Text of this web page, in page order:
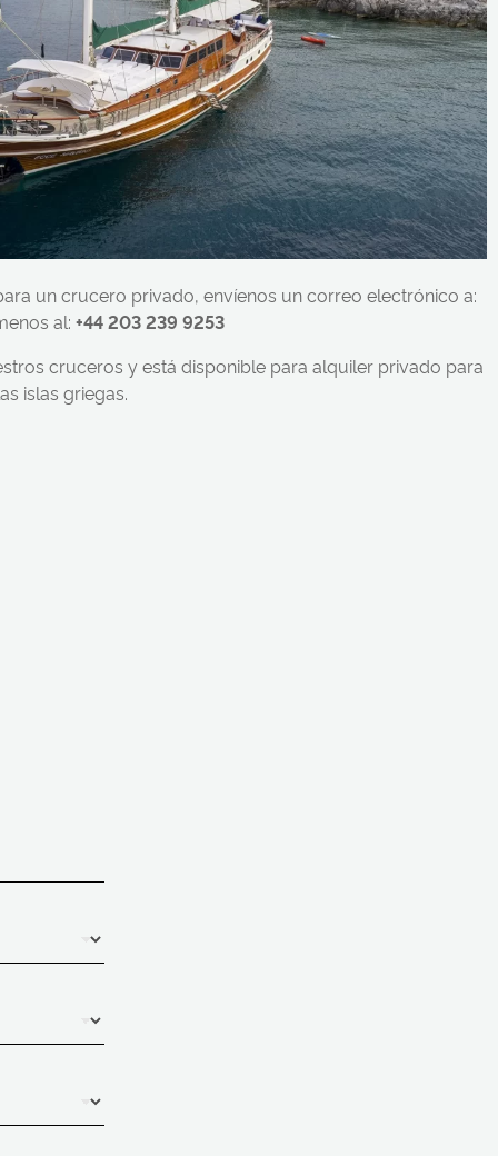
un crucero privado, envíenos un correo electrónico a:
al: +44 203 239 9253
cruceros y está disponible para alquiler privado para
islas griegas.